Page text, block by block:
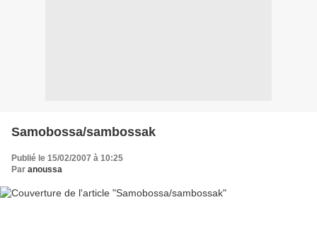
Samobossa/sambossak
Publié le 15/02/2007 à 10:25
Par anoussa